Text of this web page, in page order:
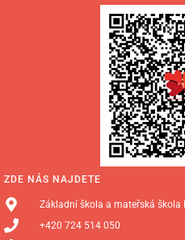
ZDE NÁS NAJDETE
Základní škola a mateřská škola
+420 724 514 050